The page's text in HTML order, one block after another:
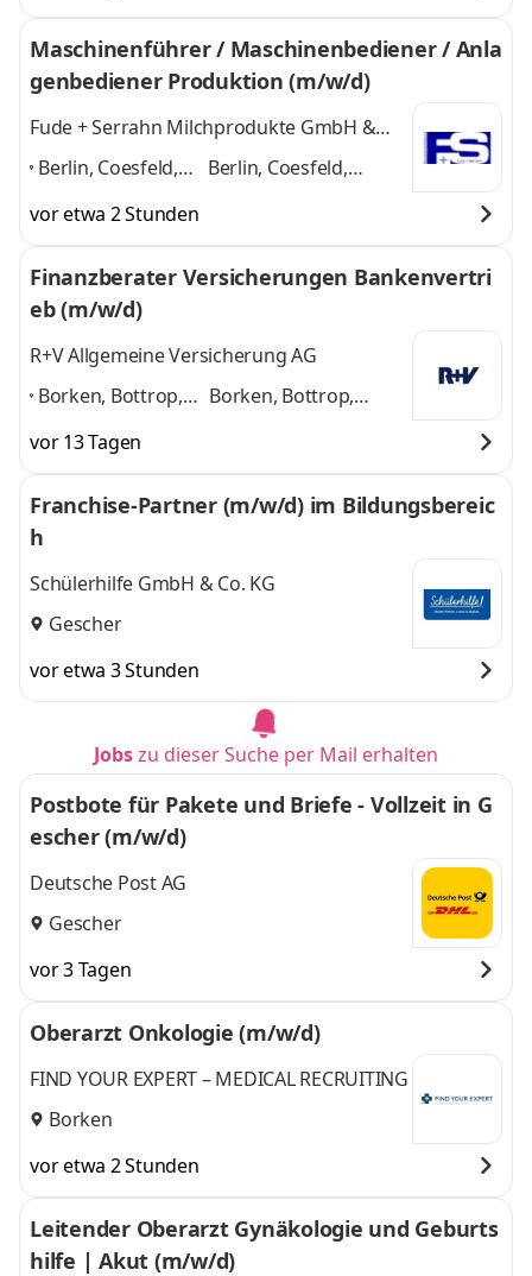
Maschinenführer / Maschinenbediener / Anla
genbediener Produktion (m/w/d)
Fude + Serrahn Milchprodukte GmbH &
Co.KG
Berlin, Coesfeld,
Niesky, Olbernhau,
Velen,
Wohlmirstedt,
Berlin, Coesfeld,
Velen, Wohlmirstedt
und 5 weitere
vor etwa 2 Stunden
Finanzberater Versicherungen Bankenvertri
eb (m/w/d)
R+V Allgemeine Versicherung AG
Borken, Bottrop,
Gescher, Gladbeck,
Gronau, Menden,
Ochtrup, Wickede,
Borken, Bottrop,
Menden, Ochtrup,
Wickedeund 4 weitere
vor 13 Tagen
Franchise-Partner (m/w/d) im Bildungsbereic
h
Schülerhilfe GmbH & Co. KG
Gescher
vor etwa 3 Stunden
Jobszu dieser Suche per Mail erhalten
Postbote für Pakete und Briefe - Vollzeit in G
escher (m/w/d)
Deutsche Post AG
Gescher
vor 3 Tagen
Oberarzt Onkologie (m/w/d)
FIND YOUR EXPERT – MEDICAL RECRUITING
Borken
vor etwa 2 Stunden
Leitender Oberarzt Gynäkologie und Geburts
hilfe | Akut (m/w/d)